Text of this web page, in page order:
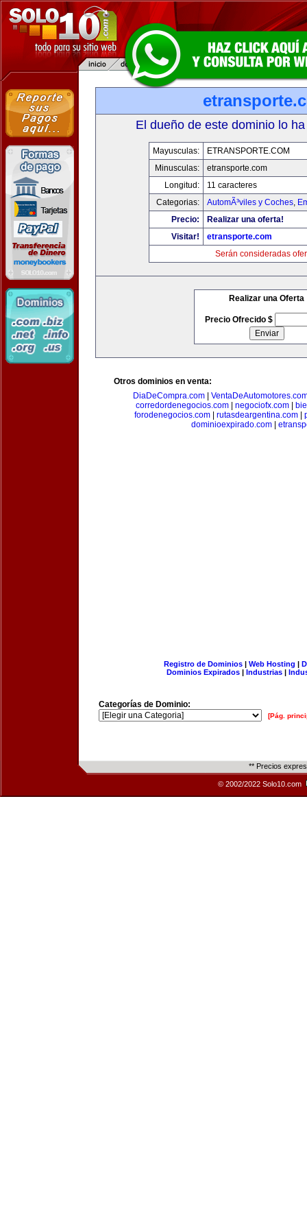
El dueño de este dominio lo
Mayusculas:
ETRANSPORTE.COM
Minusculas:
etransporte.com
Longitud:
11 caracteres
Categorias:
AutomÃ³viles y Coches,
Precio:
Realizar una oferta!
Visitar!
etransporte.com
Serán consideradas
Realizar una Oferta
Precio Ofrecido $
Otros dominios en venta:
DiaDeCompra.com|
corredordenegocios.com
negociofx.com
forodenegocios.com| rutasdeargentina.com|
dominioexpirado.com|
Registro de Dominios| Web Hosting |
Dominios Expirados | Industrias |
Categorías de Dominio:
[Pág.
** Precios
© 2002/2022 Solo10.com